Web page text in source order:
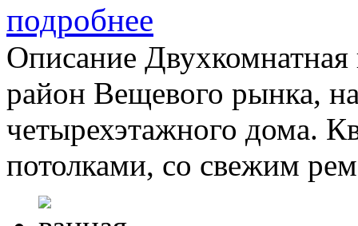
подробнее
Описание
район Вещевого рынка,
четырехэтажного дома.
потолками, со свежим